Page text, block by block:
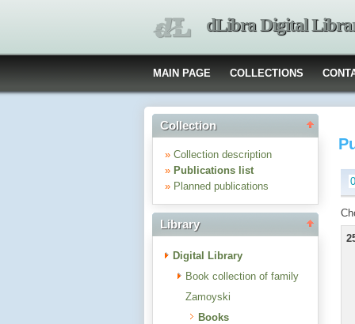
dLibra Digital
MAIN PAGE COLLECTIONS
Collection
» Collection description
» Publications list
» Planned publications
Library
Digital Library
Book collection of family
Zamoyski
Books